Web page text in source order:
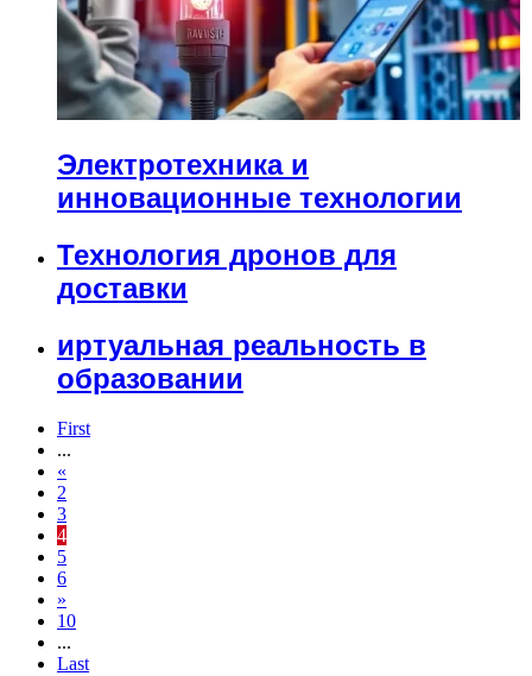
Электротехника и
инновационные технологии
Технология дронов для
доставки
иртуальная реальность в
образовании
First
...
«
2
3
4
5
6
»
10
...
Last